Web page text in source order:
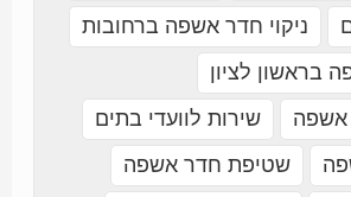
ניקוי חדר אשפה ברחובות
בראשון לציון
אשפה
שירות לוועדי בתים
שטיפת חדר אשפה